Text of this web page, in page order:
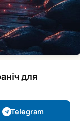
для
Telegram